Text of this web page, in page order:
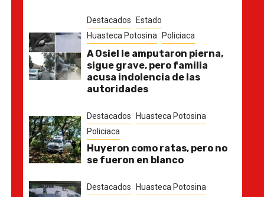
Destacados
Estado
Huasteca Potosina
Policiaca
A Osiel le amputaron pierna,
sigue grave, pero familia
acusa indolencia de las
autoridades
Destacados
Huasteca Potosina
Policiaca
Huyeron como ratas, pero no
se fueron en blanco
Destacados
Huasteca Potosina